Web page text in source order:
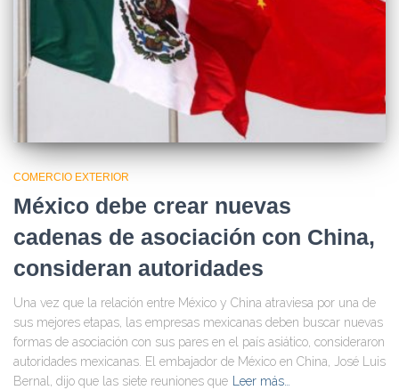
COMERCIO EXTERIOR
México debe crear nuevas
cadenas de asociación con China,
consideran autoridades
Una vez que la relación entre México y China atraviesa por una de
sus mejores etapas, las empresas mexicanas deben buscar nuevas
formas de asociación con sus pares en el país asiático, consideraron
autoridades mexicanas. El embajador de México en China, José Luis
Bernal, dijo que las siete reuniones que Leer más…